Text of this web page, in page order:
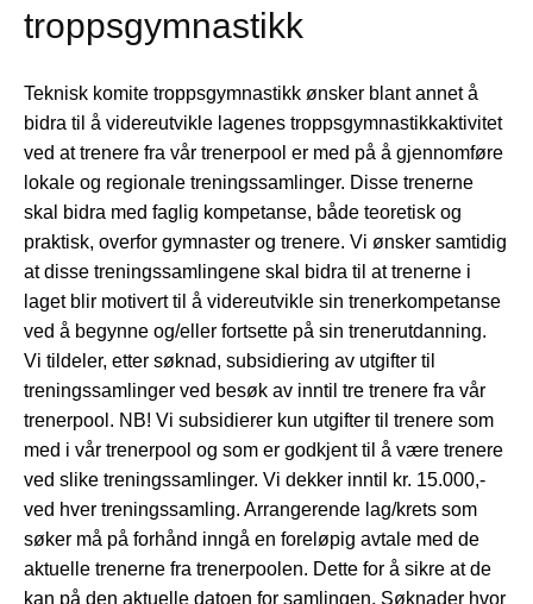
troppsgymnastikk
Teknisk komite troppsgymnastikk ønsker blant annet å
bidra til å videreutvikle lagenes troppsgymnastikkaktivitet
ved at trenere fra vår trenerpool er med på å gjennomføre
lokale og regionale treningssamlinger. Disse trenerne
skal bidra med faglig kompetanse, både teoretisk og
praktisk, overfor gymnaster og trenere. Vi ønsker samtidig
at disse treningssamlingene skal bidra til at trenerne i
laget blir motivert til å videreutvikle sin trenerkompetanse
ved å begynne og/eller fortsette på sin trenerutdanning.
Vi tildeler, etter søknad, subsidiering av utgifter til
treningssamlinger ved besøk av inntil tre trenere fra vår
trenerpool. NB! Vi subsidierer kun utgifter til trenere som
med i vår trenerpool og som er godkjent til å være trenere
ved slike treningssamlinger. Vi dekker inntil kr. 15.000,-
ved hver treningssamling. Arrangerende lag/krets som
søker må på forhånd inngå en foreløpig avtale med de
aktuelle trenerne fra trenerpoolen. Dette for å sikre at de
kan på den aktuelle datoen for samlingen. Søknader hvor